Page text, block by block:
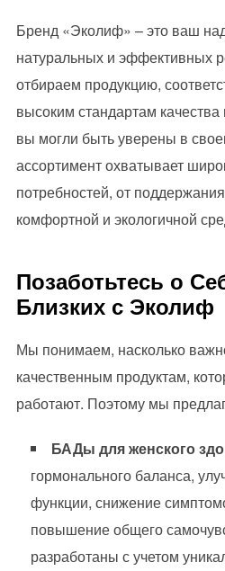
Бренд «Эколиф» – это ваш
натуральных и эффективных
отбираем продукцию,
высоким стандартам
вы могли быть уверены в
ассортимент охватывает
потребностей, от
комфортной и экологичной
Позаботьтесь о
Близких с Эколиф
Мы понимаем, насколько
качественным продуктам,
работают. Поэтому мы
БАДы для женского
гормонального баланса,
функции, снижение
повышение общего
разработаны с учетом